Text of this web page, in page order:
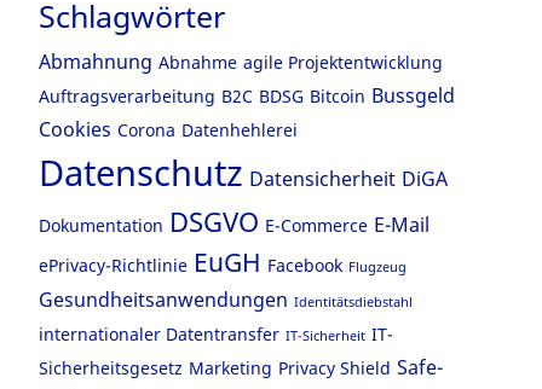
Schlagwörter
Abmahnung Abnahme agile Projektentwicklung
Auftragsverarbeitung B2C BDSG Bitcoin Bussgeld
Cookies Corona Datenhehlerei
Datenschutz Datensicherheit DiGA
Dokumentation DSGVO E-Commerce E-Mail
ePrivacy-Richtlinie EuGH Facebook Flugzeug
Gesundheitsanwendungen Identitätsdiebstahl
internationaler Datentransfer IT-Sicherheit IT-
Sicherheitsgesetz Marketing Privacy Shield Safe-